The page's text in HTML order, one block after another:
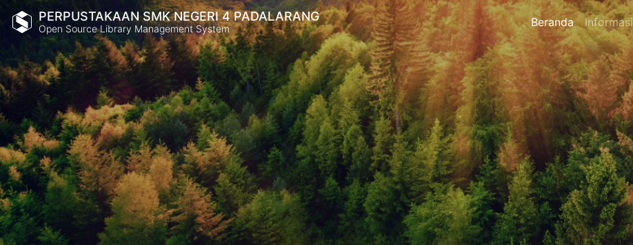
PERPUSTAKAAN SMK NEGERI 4 PADALARANG
Open Source Library Management System Beranda Informasi